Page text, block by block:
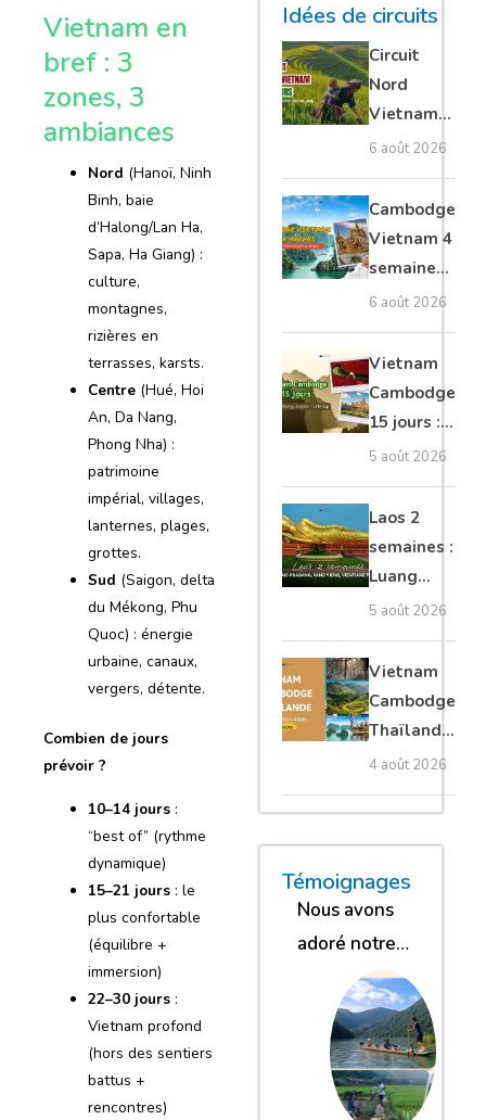
Vietnam en
bref : 3
zones, 3
ambiances
Nord (Hanoï, Ninh
Binh, baie
d’Halong/Lan Ha,
Sapa, Ha Giang) :
culture,
montagnes,
rizières en
terrasses, karsts.
Centre (Hué, Hoi
An, Da Nang,
Phong Nha) :
patrimoine
impérial, villages,
lanternes, plages,
grottes.
Sud (Saigon, delta
du Mékong, Phu
Quoc) : énergie
urbaine, canaux,
vergers, détente.
Combien de jours
prévoir ?
10–14 jours :
“best of” (rythme
dynamique)
15–21 jours : le
plus confortable
(équilibre +
immersion)
22–30 jours :
Vietnam profond
(hors des sentiers
battus +
rencontres)
Idées de circuits
Circuit
Nord
Vietnam
15 jours :
Ha Giang
loop en
moto, Ninh
Binh, Lan
6 août 2026
Cambodge
Vietnam 4
semaines :
Angkor,
Tonkin
secret &
Mékong
6 août 2026
Vietnam
Cambodge
15 jours :
Hanoi,
Mékong,
Angkor,
Tonlé Sap
5 août 2026
Laos 2
semaines :
Luang
Prabang,
Vang
Vieng,
Vientiane
privé
5 août 2026
Vietnam
Cambodge
Thaïlande
35 jours :
grands
trésors
d’Asie
4 août 2026
Témoignages
Nous avons
adoré notre
« Nous
« Nous sommes